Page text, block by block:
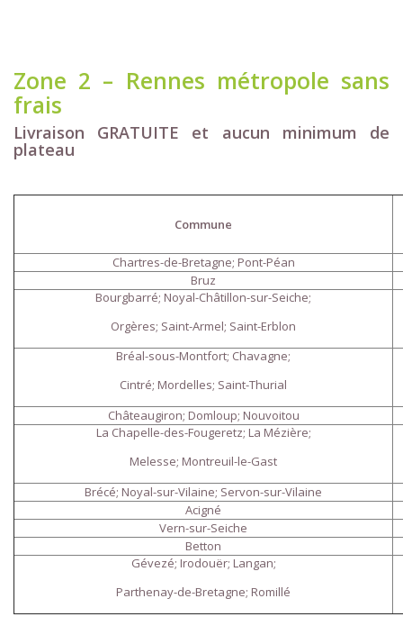
Zone 2 – Rennes métropole sans
frais
Livraison GRATUITE et aucun minimum de
plateau
Commune
Chartres-de-Bretagne; Pont-Péan
Bruz
Bourgbarré; Noyal-Châtillon-sur-Seiche;
Orgères; Saint-Armel; Saint-Erblon
Bréal-sous-Montfort; Chavagne;
Cintré; Mordelles; Saint-Thurial
Châteaugiron; Domloup; Nouvoitou
La Chapelle-des-Fougeretz; La Mézière;
Melesse; Montreuil-le-Gast
Brécé; Noyal-sur-Vilaine; Servon-sur-Vilaine
Acigné
Vern-sur-Seiche
Betton
Gévezé; Irodouër; Langan;
Parthenay-de-Bretagne; Romillé